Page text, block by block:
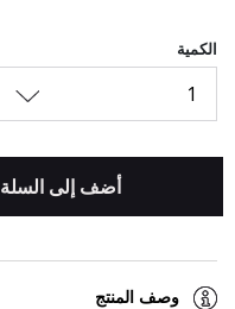
الكمية
1
أضف إلى السلة
وصف المنتج